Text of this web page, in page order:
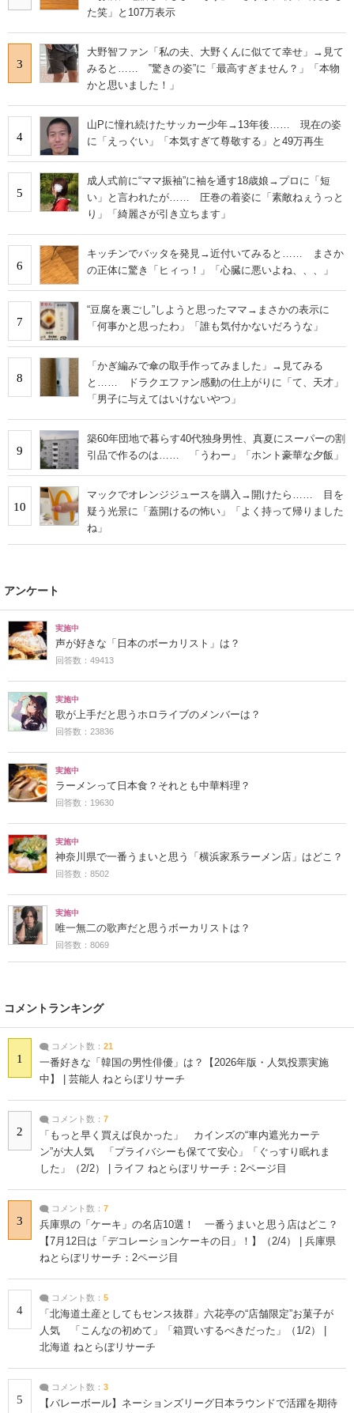
た笑」と107万表示
3
大野智ファン「私の夫、大野くんに似てて幸せ」→見て
みると…… ‟驚きの姿”に「最高すぎません？」「本物
かと思いました！」
4
山Pに憧れ続けたサッカー少年→13年後…… 現在の姿
に「えっぐい」「本気すぎて尊敬する」と49万再生
5
成人式前に“ママ振袖”に袖を通す18歳娘→プロに「短
い」と言われたが…… 圧巻の着姿に「素敵ねぇうっと
り」「綺麗さが引き立ちます」
6
キッチンでバッタを発見→近付いてみると…… まさか
の正体に驚き「ヒィっ！」「心臓に悪いよね、、、」
7
“豆腐を裏ごし”しようと思ったママ→まさかの表示に
「何事かと思ったわ」「誰も気付かないだろうな」
8
「かぎ編みで傘の取手作ってみました」→見てみる
と…… ドラクエファン感動の仕上がりに「て、天才」
「男子に与えてはいけないやつ」
9
築60年団地で暮らす40代独身男性、真夏にスーパーの割
引品で作るのは…… 「うわー」「ホント豪華な夕飯」
10
マックでオレンジジュースを購入→開けたら…… 目を
疑う光景に「蓋開けるの怖い」「よく持って帰りました
ね」
アンケート
実施中
声が好きな「日本のボーカリスト」は？
回答数：49413
実施中
歌が上手だと思うホロライブのメンバーは？
回答数：23836
実施中
ラーメンって日本食？それとも中華料理？
回答数：19630
実施中
神奈川県で一番うまいと思う「横浜家系ラーメン店」はどこ？
回答数：8502
実施中
唯一無二の歌声だと思うボーカリストは？
回答数：8069
コメントランキング
1
コメント数： 21
一番好きな「韓国の男性俳優」は？【2026年版・人気投票実施
中】 | 芸能人 ねとらぼリサーチ
2
コメント数： 7
「もっと早く買えば良かった」 カインズの“車内遮光カーテ
ン”が大人気 「プライバシーも保てて安心」「ぐっすり眠れま
した」（2/2） | ライフ ねとらぼリサーチ：2ページ目
3
コメント数： 7
兵庫県の「ケーキ」の名店10選！ 一番うまいと思う店はどこ？
【7月12日は「デコレーションケーキの日」！】（2/4） | 兵庫県
ねとらぼリサーチ：2ページ目
4
コメント数： 5
「北海道土産としてもセンス抜群」六花亭の“店舗限定”お菓子が
人気 「こんなの初めて」「箱買いするべきだった」（1/2） |
北海道 ねとらぼリサーチ
5
コメント数： 3
【バレーボール】ネーションズリーグ日本ラウンドで活躍を期待